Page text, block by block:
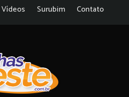
Vídeos Surubim Contato